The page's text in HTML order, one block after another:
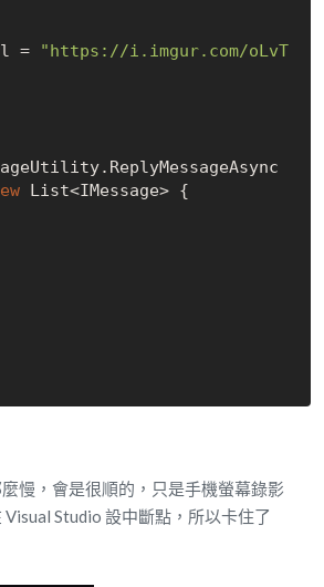
=
"https://i.imgur.com/oLvT
List<IMessage> {
慢，會是很順的，只是手機螢幕錄影
Visual Studio 設中斷點，所以卡住了